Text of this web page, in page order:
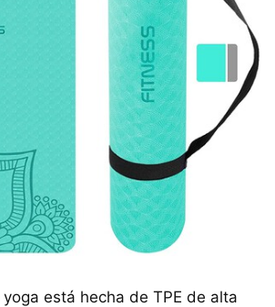
está hecha de TPE de alta